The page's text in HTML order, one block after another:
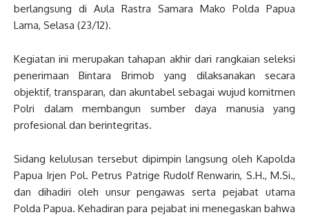
berlangsung di Aula Rastra Samara Mako Polda Papua
Lama, Selasa (23/12).
Kegiatan ini merupakan tahapan akhir dari rangkaian seleksi
penerimaan Bintara Brimob yang dilaksanakan secara
objektif, transparan, dan akuntabel sebagai wujud komitmen
Polri dalam membangun sumber daya manusia yang
profesional dan berintegritas.
Sidang kelulusan tersebut dipimpin langsung oleh Kapolda
Papua Irjen Pol. Petrus Patrige Rudolf Renwarin, S.H., M.Si.,
dan dihadiri oleh unsur pengawas serta pejabat utama
Polda Papua. Kehadiran para pejabat ini menegaskan bahwa